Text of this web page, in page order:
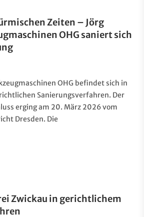
Zeiten – Jörg
OHG saniert sich
OHG befindet sich in
Sanierungsverfahren. Der
erging am 20. März 2026 vom
Dresden. Die
Zwickau in gerichtlichem